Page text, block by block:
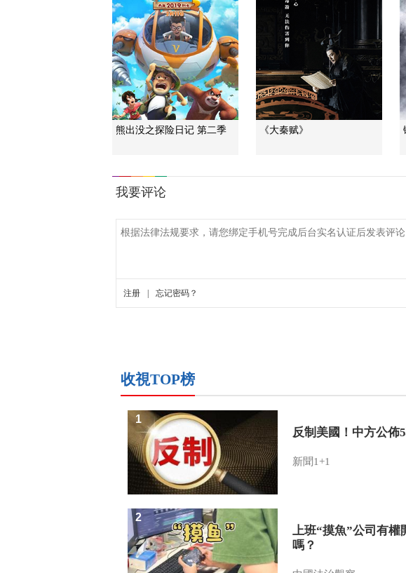
熊出没之探险日记 第二季 《大秦赋》
收視TOP榜
反制美國！中方公佈
新聞1+1
1
上班“摸魚”公司有權
嗎？
2